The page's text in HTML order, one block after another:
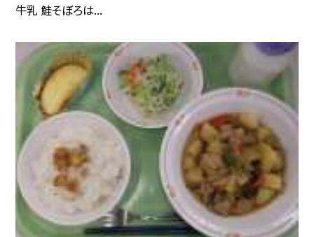
牛乳 鮭そぼろは...